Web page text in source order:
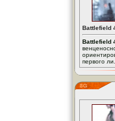
Battlefield
Battlefield
первого